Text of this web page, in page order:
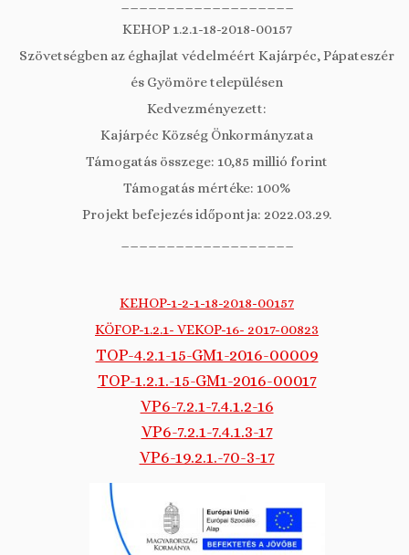
KEHOP 1.2.1-18-2018-00157
Szövetségben az éghajlat védelméért Kajárpéc, Pápateszér
és Gyömöre településen
Kedvezményezett:
Kajárpéc Község Önkormányzata
Támogatás összege: 10,85 millió forint
Támogatás mértéke: 100%
Projekt befejezés időpontja: 2022.03.29.
KEHOP-1-2-1-18-2018-00157
KÖFOP-1.2.1- VEKOP-16- 2017-00823
TOP-4.2.1-15-GM1-2016-00009
TOP-1.2.1.-15-GM1-2016-00017
VP6-7.2.1-7.4.1.2-16
VP6-7.2.1-7.4.1.3-17
VP6-19.2.1.-70-3-17